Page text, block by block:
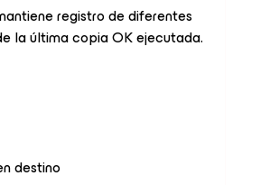
registro de diferentes
la última copia OK ejecutada.
destino